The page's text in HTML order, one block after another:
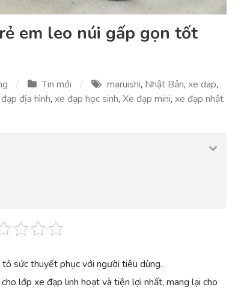
em leo núi gấp gọn tốt
Tin mới maruishi, Nhật Bản, xe dap,
địa hình, xe đạp học sinh, Xe đạp mini, xe đạp nhật
sức thuyết phục với người tiêu dùng.
lớp xe đạp linh hoạt và tiện lợi nhất, mang lại cho